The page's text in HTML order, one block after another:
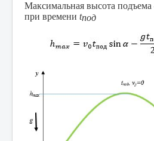
Максимальная высота подъема
при времени tпод